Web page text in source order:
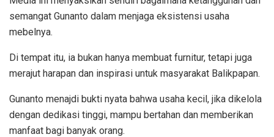
semangat Gunanto dalam menjaga eksistensi usaha
mebelnya.
Di tempat itu, ia bukan hanya membuat furnitur, tetapi juga
merajut harapan dan inspirasi untuk masyarakat Balikpapan.
Gunanto menajdi bukti nyata bahwa usaha kecil, jika dikelola
dengan dedikasi tinggi, mampu bertahan dan memberikan
manfaat bagi banyak orang.